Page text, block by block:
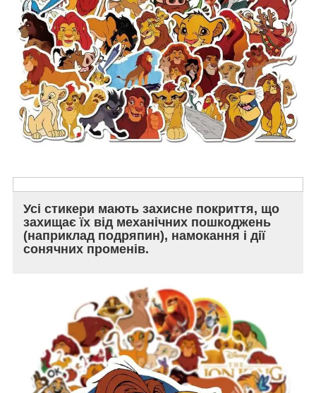
Усі стикери мають захисне покриття, що
захищає їх від механічних пошкоджень
(наприклад подряпин), намокання і дії
сонячних променів.